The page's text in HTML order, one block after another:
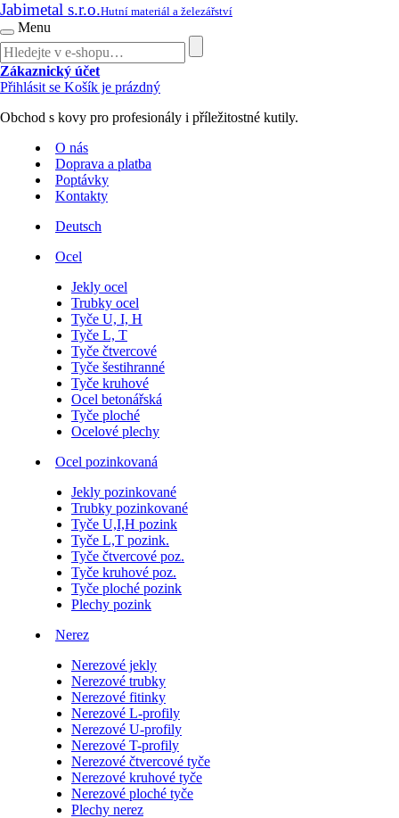
Jabimetal s.r.o.Hutní materiál a železářství
Menu
Zákaznický účet
Přihlásit se Košík je prázdný
Obchod s kovy pro profesionály i příležitostné kutily.
O nás
Doprava a platba
Poptávky
Kontakty
Deutsch
Ocel
Jekly ocel
Trubky ocel
Tyče U, I, H
Tyče L, T
Tyče čtvercové
Tyče šestihranné
Tyče kruhové
Ocel betonářská
Tyče ploché
Ocelové plechy
Ocel pozinkovaná
Jekly pozinkované
Trubky pozinkované
Tyče U,I,H pozink
Tyče L,T pozink.
Tyče čtvercové poz.
Tyče kruhové poz.
Tyče ploché pozink
Plechy pozink
Nerez
Nerezové jekly
Nerezové trubky
Nerezové fitinky
Nerezové L-profily
Nerezové U-profily
Nerezové T-profily
Nerezové čtvercové tyče
Nerezové kruhové tyče
Nerezové ploché tyče
Plechy nerez